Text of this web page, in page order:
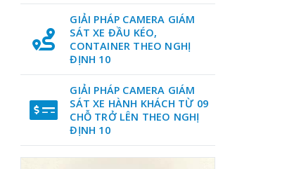
GIẢI PHÁP CAMERA GIÁM
SÁT XE ĐẦU KÉO,
CONTAINER THEO NGHỊ
ĐỊNH 10
GIẢI PHÁP CAMERA GIÁM
SÁT XE HÀNH KHÁCH TỪ 09
CHỖ TRỞ LÊN THEO NGHỊ
ĐỊNH 10